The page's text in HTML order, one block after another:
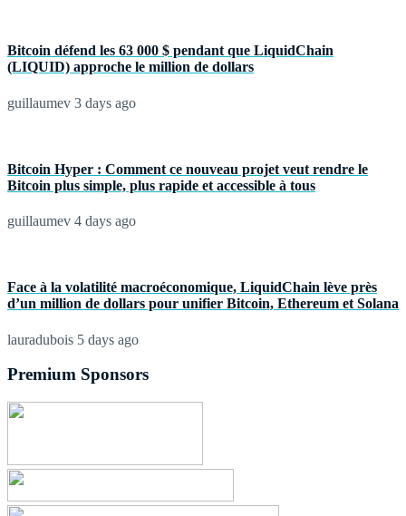
Bitcoin défend les 63 000 $ pendant que LiquidChain
(LIQUID) approche le million de dollars
guillaumev 3 days ago
Bitcoin Hyper : Comment ce nouveau projet veut rendre le
Bitcoin plus simple, plus rapide et accessible à tous
guillaumev 4 days ago
Face à la volatilité macroéconomique, LiquidChain lève près
d’un million de dollars pour unifier Bitcoin, Ethereum et Solana
lauradubois 5 days ago
Premium Sponsors